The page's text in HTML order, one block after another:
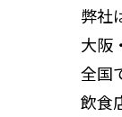
弊社
大阪
全国
飲食